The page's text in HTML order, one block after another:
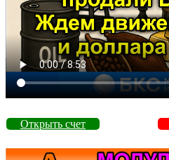
Открыть счет